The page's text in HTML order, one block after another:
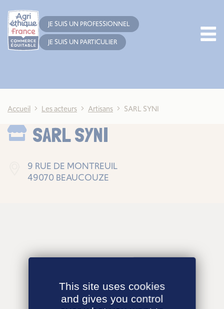
JE SUIS UN PROFESSIONNEL
JE SUIS UN PARTICULIER
Accueil Les acteurs Artisans SARL SYNI
SARL SYNI
9 RUE DE MONTREUIL
49070 BEAUCOUZE
This site uses cookies
and gives you control